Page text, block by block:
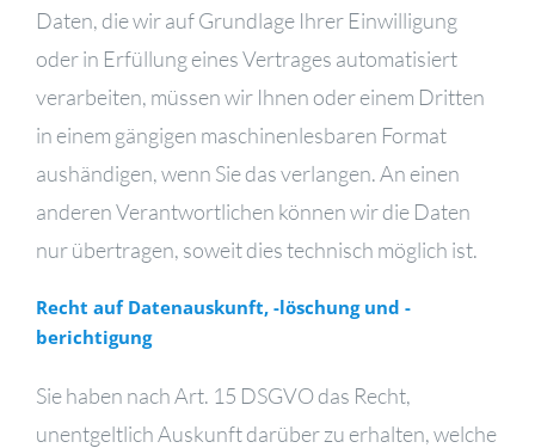
Daten, die wir auf Grundlage Ihrer Einwilligung
oder in Erfüllung eines Vertrages automatisiert
verarbeiten, müssen wir Ihnen oder einem Dritten
in einem gängigen maschinenlesbaren Format
aushändigen, wenn Sie das verlangen. An einen
anderen Verantwortlichen können wir die Daten
nur übertragen, soweit dies technisch möglich ist.
Recht auf Datenauskunft, -löschung und -
berichtigung
Sie haben nach Art. 15 DSGVO das Recht,
unentgeltlich Auskunft darüber zu erhalten, welche